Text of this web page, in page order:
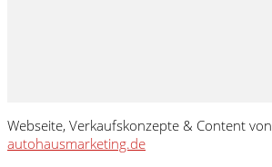
Webseite, Verkaufskonzepte & Content von
autohausmarketing.de